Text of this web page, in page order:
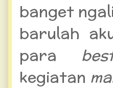
banget
barulah
para
kegiatan